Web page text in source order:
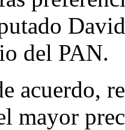
del PAN.
acuerdo,
mayor